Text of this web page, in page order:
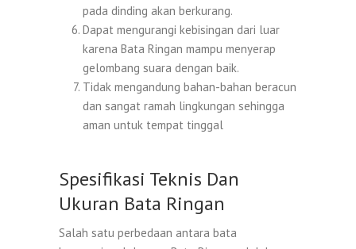
pada dinding akan berkurang.
Dapat mengurangi kebisingan dari luar
karena Bata Ringan mampu menyerap
gelombang suara dengan baik.
Tidak mengandung bahan-bahan beracun
dan sangat ramah lingkungan sehingga
aman untuk tempat tinggal
Spesifikasi Teknis Dan
Ukuran Bata Ringan
Salah satu perbedaan antara bata